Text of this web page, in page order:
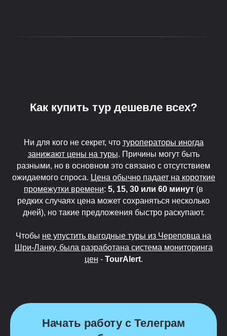
Как купить тур дешевле всех?
Ни для кого не секрет, что туроператоры иногда
занижают цены на туры. Причины могут быть
разными, но в основном это связано с отсутствием
ожидаемого спроса. Цена обычно падает на короткие
промежутки времени: 5, 15, 30 или 60 минут (в
редких случаях цена может сохраняться несколько
дней), но такие предложения быстро раскупают.
Чтобы не упустить выгодные туры из Череповца на
Шри-Ланку, была разработана система мониторинга
цен - TourAlert.
Начать работу с Телеграм